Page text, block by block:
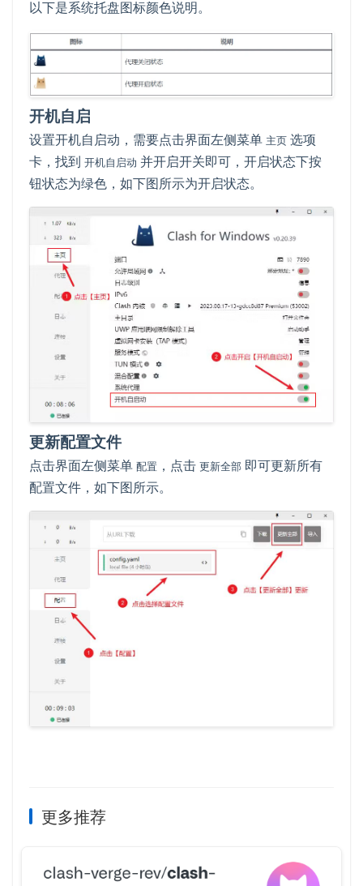
以下是系统托盘图标颜色说明。
开机自启
设置开机自启动，需要点击界面左侧菜单 主页 选项
卡，找到 开机自启动 并开启开关即可，开启状态下按
钮状态为绿色，如下图所示为开启状态。
更新配置文件
点击界面左侧菜单 配置 ，点击 更新全部 即可更新所有
配置文件，如下图所示。
更多推荐